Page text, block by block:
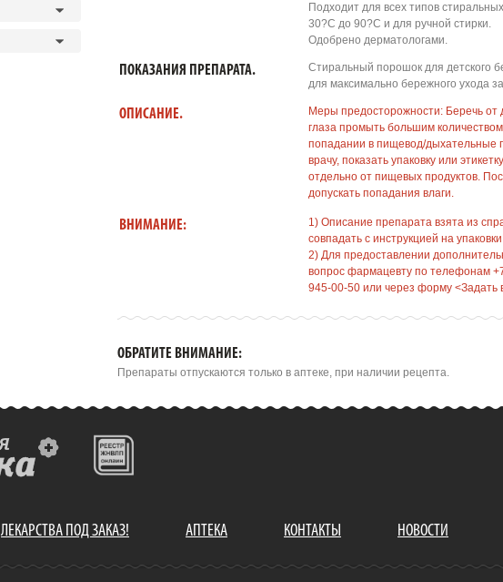
Подходит для всех типов
30?С до 90?С и для ручной стирки.
Одобрено дерматологами.
ПОКАЗАНИЯ ПРЕПАРАТА.
Стиральный порошок для детского
для максимально бережного ухода
ОПИСАНИЕ.
Меры предосторожности: Беречь от
глаза промыть большим
попадании в пищевод/дыхательные
врачу, показать упаковку или
отдельно от пищевых продуктов.
допускать попадания влаги.
ВНИМАНИЕ:
1) Описание препарата взята из
совпадать с инструкцией на
2) Для предоставлении
вопрос фармацевту по телефонам
945-00-50 или через форму <Задать
ОБРАТИТЕ ВНИМАНИЕ:
Препараты отпускаются только в аптеке, при наличии рецепта.
ЛЕКАРСТВА ПОД ЗАКАЗ! АПТЕКА КОНТАКТЫ НОВОСТИ